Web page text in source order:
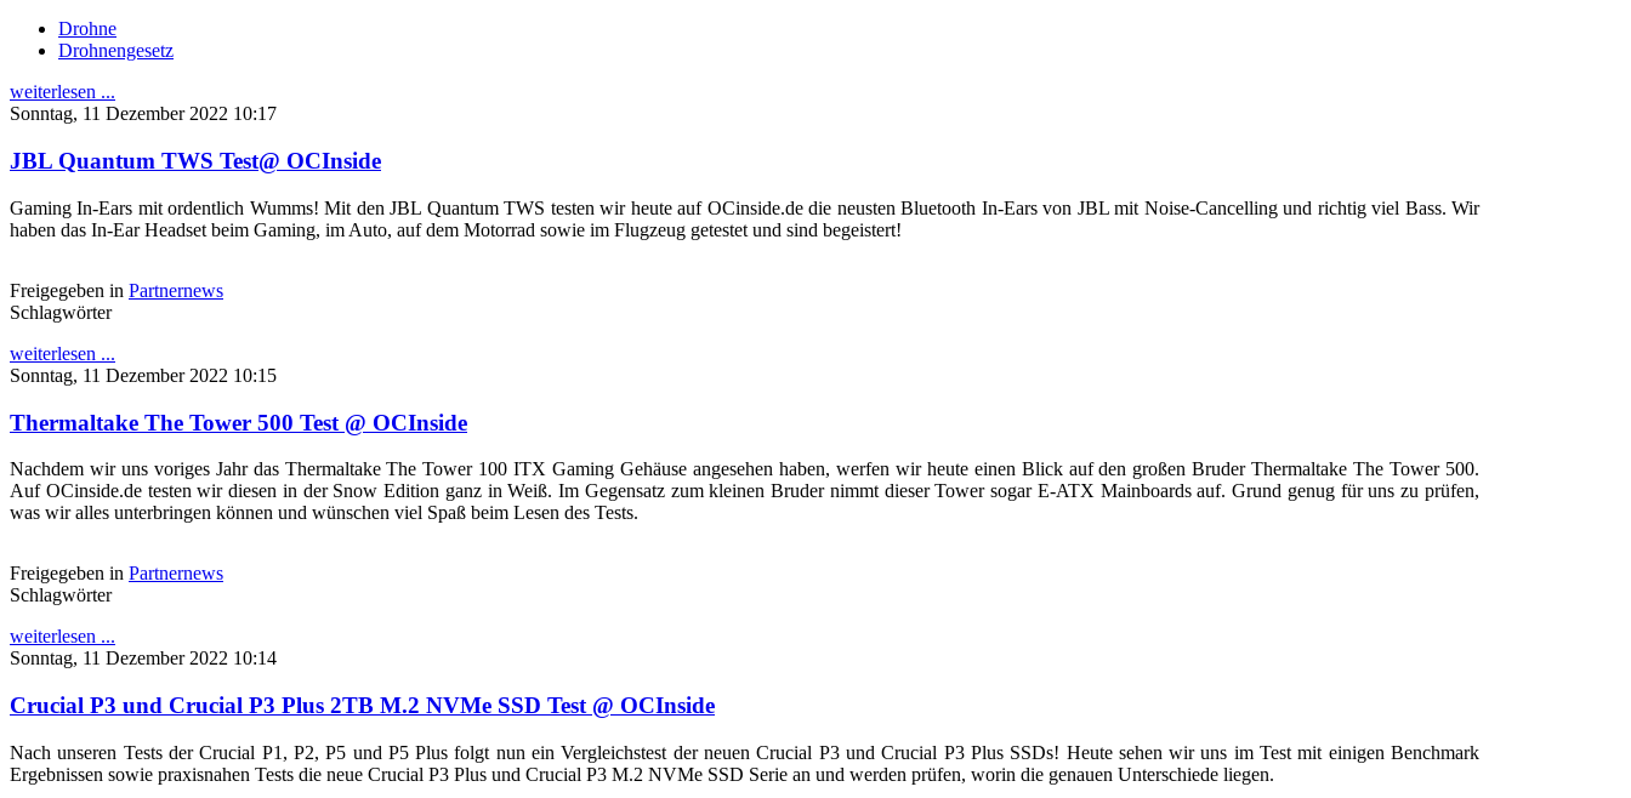
Drohne
Drohnengesetz
weiterlesen ...
Sonntag, 11 Dezember 2022 10:17
JBL Quantum TWS Test@ OCInside
Gaming In-Ears mit ordentlich Wumms! Mit den JBL Quantum TWS testen wir heute auf OCinside.de die neusten Bluetooth In-Ears von JBL mit Noise-Cancelling und richtig viel Bass. Wir
haben das In-Ear Headset beim Gaming, im Auto, auf dem Motorrad sowie im Flugzeug getestet und sind begeistert!
Freigegeben in Partnernews
Schlagwörter
weiterlesen ...
Sonntag, 11 Dezember 2022 10:15
Thermaltake The Tower 500 Test @ OCInside
Nachdem wir uns voriges Jahr das Thermaltake The Tower 100 ITX Gaming Gehäuse angesehen haben, werfen wir heute einen Blick auf den großen Bruder Thermaltake The Tower 500.
Auf OCinside.de testen wir diesen in der Snow Edition ganz in Weiß. Im Gegensatz zum kleinen Bruder nimmt dieser Tower sogar E-ATX Mainboards auf. Grund genug für uns zu prüfen,
was wir alles unterbringen können und wünschen viel Spaß beim Lesen des Tests.
Freigegeben in Partnernews
Schlagwörter
weiterlesen ...
Sonntag, 11 Dezember 2022 10:14
Crucial P3 und Crucial P3 Plus 2TB M.2 NVMe SSD Test @ OCInside
Nach unseren Tests der Crucial P1, P2, P5 und P5 Plus folgt nun ein Vergleichstest der neuen Crucial P3 und Crucial P3 Plus SSDs! Heute sehen wir uns im Test mit einigen Benchmark
Ergebnissen sowie praxisnahen Tests die neue Crucial P3 Plus und Crucial P3 M.2 NVMe SSD Serie an und werden prüfen, worin die genauen Unterschiede liegen.